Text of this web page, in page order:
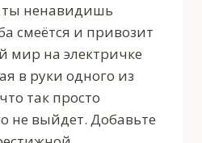
ненавидишь
смеётся и привозит
мир на электричке
в руки одного из
так просто
не выйдет. Добавьте